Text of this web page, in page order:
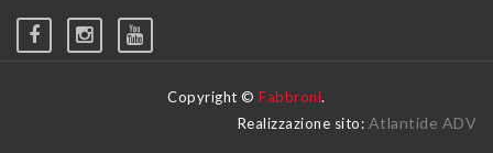
Copyright ©Fabbroni.
Realizzazione sito: Atlantide ADV